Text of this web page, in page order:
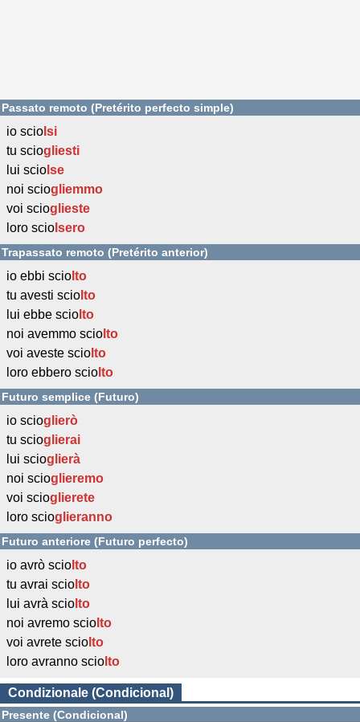
Passato remoto (Pretérito perfecto simple)
io scio lsi
tu sciogliesti
lui scio lse
noi sciogliemmo
voi scioglieste
loro scio lsero
Trapassato remoto (Pretérito anterior)
io ebbi scio lto
tu avesti scio lto
lui ebbe scio lto
noi avemmo scio lto
voi aveste scio lto
loro ebbero scio lto
Futuro semplice (Futuro)
io scioglierò
tu scioglierai
lui scioglierà
noi scioglieremo
voi scioglierete
loro scioglieranno
Futuro anteriore (Futuro perfecto)
io avrò scio lto
tu avrai scio lto
lui avrà scio lto
noi avremo scio lto
voi avrete scio lto
loro avranno scio lto
Condizionale (Condicional)
Presente (Condicional)